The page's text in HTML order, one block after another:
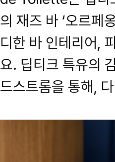
의 재즈 바 ‘오르페
디한 바 인테리어,
요. 딥티크 특유의
드스트롬을 통해,